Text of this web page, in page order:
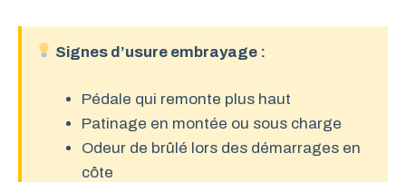
Signes d’usure embrayage :
Pédale qui remonte plus haut
Patinage en montée ou sous charge
Odeur de brûlé lors des démarrages en
côte